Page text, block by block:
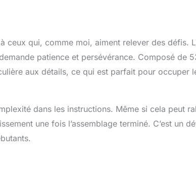
Juste exprimez les détails et commencez à créer ce
PARFAIT – Le Camion d’UGEARS est le meilleur
pour chacun qui veut tester sa force. Ce
le construire mais l’avantage en vaut la peine.
à ceux qui, comme moi, aiment relever des défis.
patience et persévérance. Composé de
aux détails, ce qui est parfait pour occuper
dans les instructions. Même si cela peut
une fois l’assemblage terminé. C’est un